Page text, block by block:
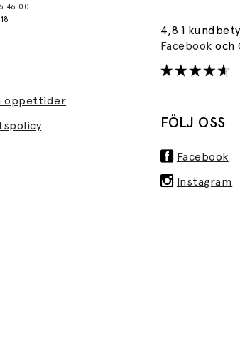
46 00
öppettider
4,8 i
Facebookoch
FÖLJ OSS
Facebook
Instagram